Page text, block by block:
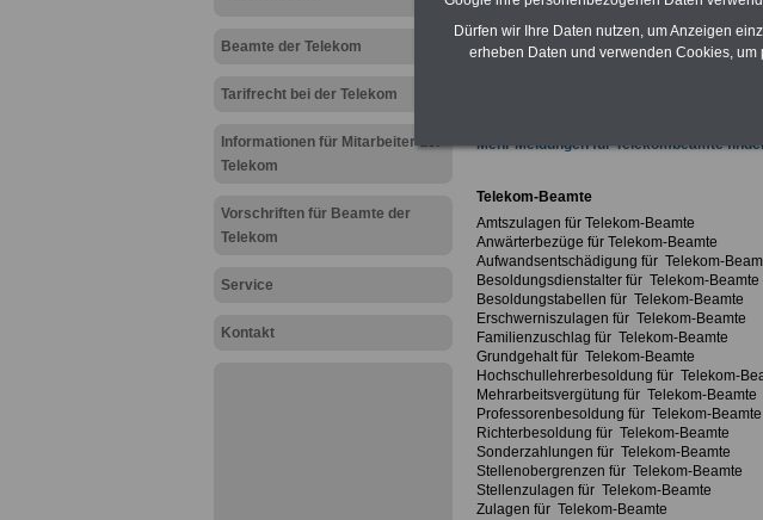
Beamte der Telekom
Tarifrecht bei der Telekom
Informationen für Mitarbeiter der
Telekom
Vorschriften für Beamte der
Telekom
Service
Kontakt
zehn Taschenbücher und eBooks
Beamtenrecht, Besoldung,
Tarifrecht, Berufseinstieg und Rund
>>>mehr
Mehr Meldungen für Telekombeamte
Telekom-Beamte
Amtszulagen für Telekom-Beamte
Anwärterbezüge für Telekom-Beamte
Aufwandsentschädigung für Telekom-
Besoldungsdienstalter für Telekom-Beamte
Besoldungstabellen für Telekom-Beamte
Erschwerniszulagen für Telekom-Beamte
Familienzuschlag für Telekom-Beamte
Grundgehalt für Telekom-Beamte
Hochschullehrerbesoldung für Telekom-
Mehrarbeitsvergütung für Telekom-Beamte
Professorenbesoldung für Telekom-Beamte
Richterbesoldung für Telekom-Beamte
Sonderzahlungen für Telekom-Beamte
Stellenobergrenzen für Telekom-Beamte
Stellenzulagen für Telekom-Beamte
Zulagen für Telekom-Beamte
Dürfen wir Ihre Daten nutzen, um Anzeigen
erheben Daten und verwenden Cookies,